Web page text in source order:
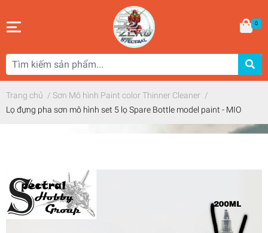
0
Trang chủ / Sơn Mô hình Paint color Thinner Cleaner /
Lọ đựng pha sơn mô hình set 5 lọ Spare Bottle model paint - MIO